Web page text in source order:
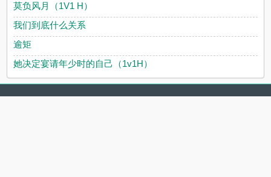
莫负风月（1V1 H）
我们到底什么关系
逾矩
她决定宴请年少时的自己（1v1H）